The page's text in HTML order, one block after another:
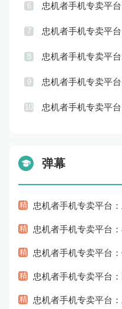
6 忠机者手机专卖平
7
8
9
10
弹幕
精 忠机者手机专卖平台：二手
精 忠机者手机专卖平台：
精 忠机者手机专卖平台：价格透明和
精 忠机者手机专卖平台：LG 发
精 忠机者手机专卖平台：二